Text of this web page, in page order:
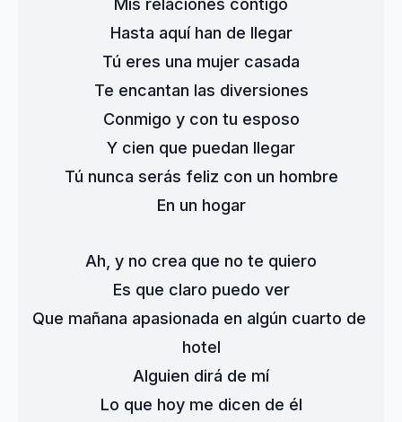
Mis relaciones contigo
Hasta aquí han de llegar
Tú eres una mujer casada
Te encantan las diversiones
Conmigo y con tu esposo
Y cien que puedan llegar
Tú nunca serás feliz con un hombre
En un hogar
Ah, y no crea que no te quiero
Es que claro puedo ver
Que mañana apasionada en algún cuarto de
hotel
Alguien dirá de mí
Lo que hoy me dicen de él